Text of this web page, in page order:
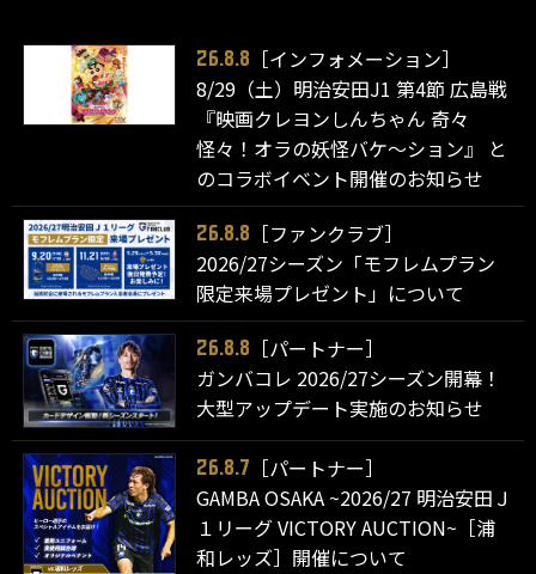
26.8.8
［インフォメーション］
8/29（土）明治安田J1 第4節 広島戦
『映画クレヨンしんちゃん 奇々
怪々！オラの妖怪バケ～ション』 と
のコラボイベント開催のお知らせ
26.8.8
［ファンクラブ］
2026/27シーズン「モフレムプラン
限定来場プレゼント」について
26.8.8
［パートナー］
ガンバコレ 2026/27シーズン開幕！
大型アップデート実施のお知らせ
26.8.7
［パートナー］
GAMBA OSAKA ~2026/27 明治安田Ｊ
１リーグ VICTORY AUCTION~［浦
和レッズ］開催について